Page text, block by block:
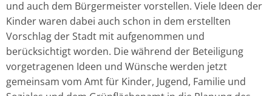
und auch dem Bürgermeister vorstellen. Viele Ideen der
Kinder waren dabei auch schon in dem erstellten
Vorschlag der Stadt mit aufgenommen und
berücksichtigt worden. Die während der Beteiligung
vorgetragenen Ideen und Wünsche werden jetzt
gemeinsam vom Amt für Kinder, Jugend, Familie und